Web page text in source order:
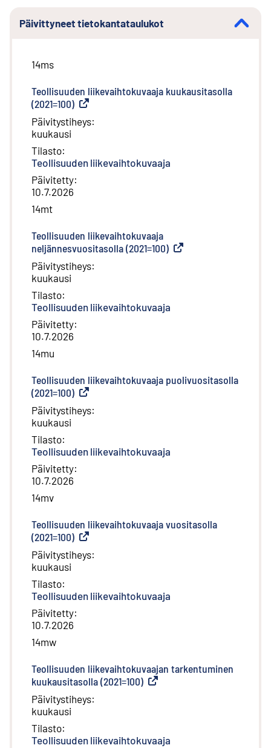
Päivittyneet tietokantataulukot
14ms
Teollisuuden liikevaihtokuvaaja kuukausitasolla
(2021=100) Ulkoinen linkki
Päivitystiheys:
kuukausi
Tilasto:
Teollisuuden liikevaihtokuvaaja
Päivitetty:
10.7.2026
14mt
Teollisuuden liikevaihtokuvaaja
neljännesvuositasolla (2021=100) Ulkoinen linkki
Päivitystiheys:
kuukausi
Tilasto:
Teollisuuden liikevaihtokuvaaja
Päivitetty:
10.7.2026
14mu
Teollisuuden liikevaihtokuvaaja puolivuositasolla
(2021=100) Ulkoinen linkki
Päivitystiheys:
kuukausi
Tilasto:
Teollisuuden liikevaihtokuvaaja
Päivitetty:
10.7.2026
14mv
Teollisuuden liikevaihtokuvaaja vuositasolla
(2021=100) Ulkoinen linkki
Päivitystiheys:
kuukausi
Tilasto:
Teollisuuden liikevaihtokuvaaja
Päivitetty:
10.7.2026
14mw
Teollisuuden liikevaihtokuvaajan tarkentuminen
kuukausitasolla (2021=100) Ulkoinen linkki
Päivitystiheys:
kuukausi
Tilasto:
Teollisuuden liikevaihtokuvaaja